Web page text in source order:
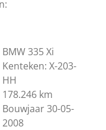
BMW 335 Xi
Kenteken: X-203-
HH
178.246 km
Bouwjaar 30-05-
2008